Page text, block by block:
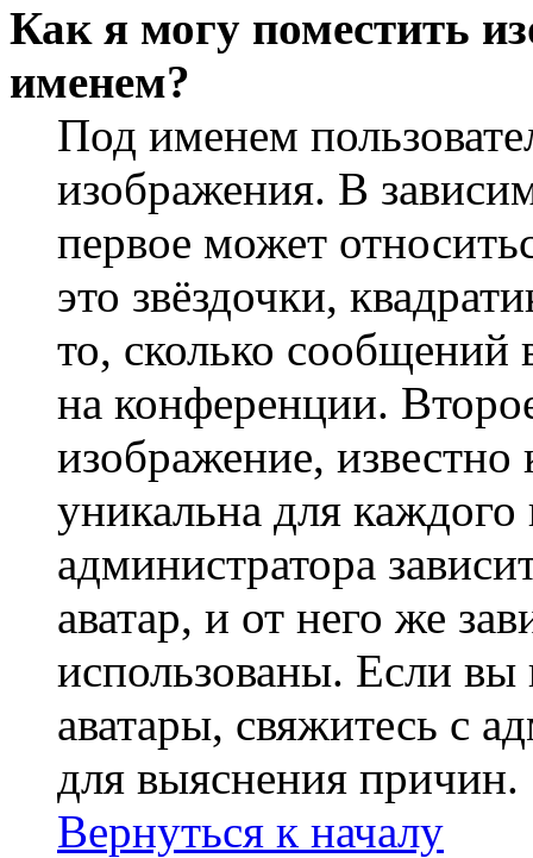
Как я могу поместить
именем?
Под именем
изображения. В
первое может
это звёздочки,
то, сколько сообщений
на конференции.
изображение,
уникальна для каждого
администратора
аватар, и от него же
использованы. Если вы
аватары, свяжитесь с
для выяснения причин.
Вернуться к началу